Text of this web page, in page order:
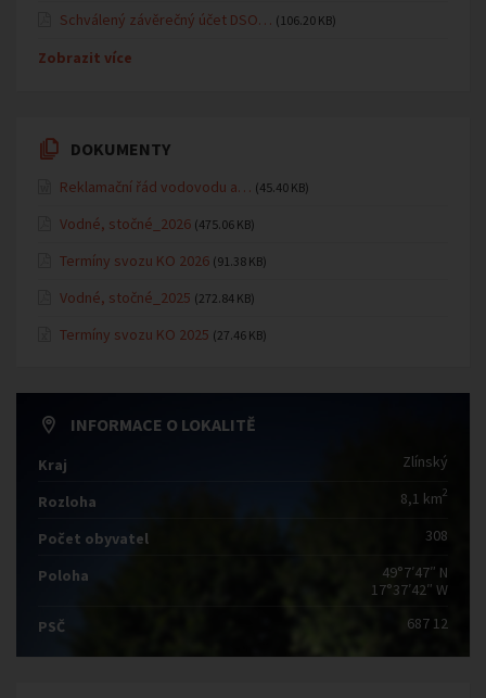
Schválený závěrečný účet DSO… (106.20 KB)
Zobrazit více
DOKUMENTY
Reklamační řád vodovodu a… (45.40 KB)
Vodné, stočné_2026 (475.06 KB)
Termíny svozu KO 2026 (91.38 KB)
Vodné, stočné_2025 (272.84 KB)
Termíny svozu KO 2025 (27.46 KB)
INFORMACE O LOKALITĚ
Kraj Zlínský
Rozloha 8,1 km2
Počet obyvatel 308
Poloha
49°7′47″ N
17°37′42″ W
PSČ
687 12